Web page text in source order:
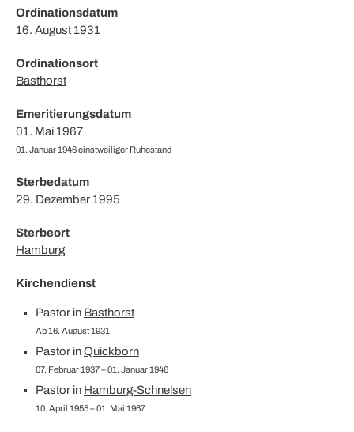
Ordinationsdatum
16. August 1931
Ordinationsort
Basthorst
Emeritierungsdatum
01. Mai 1967
01. Januar 1946 einstweiliger Ruhestand
Sterbedatum
29. Dezember 1995
Sterbeort
Hamburg
Kirchendienst
Pastor in Basthorst
Ab 16. August 1931
Pastor inQuickborn
07. Februar 1937 – 01. Januar 1946
Pastor in Hamburg-Schnelsen
10. April 1955 – 01. Mai 1967